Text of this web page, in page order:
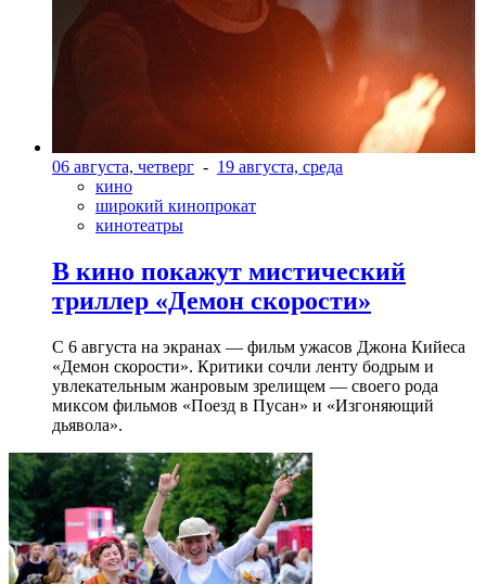
06 августа, четверг - 19 августа, среда
кино
широкий кинопрокат
кинотеатры
В кино покажут мистический
триллер «Демон скорости»
С 6 августа на экранах — фильм ужасов Джона Кийеса
«Демон скорости». Критики сочли ленту бодрым и
увлекательным жанровым зрелищeм — своего рода
миксом фильмов «Поезд в Пусан» и «Изгоняющий
дьявола».